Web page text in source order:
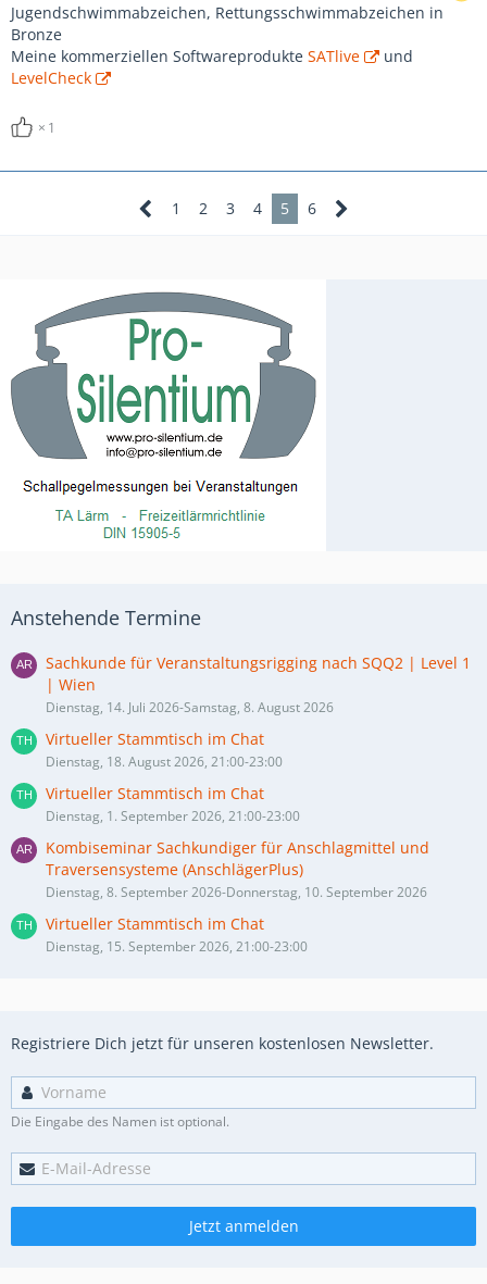
Jugendschwimmabzeichen, Rettungsschwimmabzeichen in
Bronze
Meine kommerziellen Softwareprodukte SATlive
und
LevelCheck
1
1 2 3 4 5 6
Anstehende Termine
Sachkunde für Veranstaltungsrigging nach SQQ2 | Level 1
| Wien
Dienstag, 14. Juli 2026-Samstag, 8. August 2026
Virtueller Stammtisch im Chat
Dienstag, 18. August 2026, 21:00-23:00
Virtueller Stammtisch im Chat
Dienstag, 1. September 2026, 21:00-23:00
Kombiseminar Sachkundiger für Anschlagmittel und
Traversensysteme (AnschlägerPlus)
Dienstag, 8. September 2026-Donnerstag, 10. September 2026
Virtueller Stammtisch im Chat
Dienstag, 15. September 2026, 21:00-23:00
Registriere Dich jetzt für unseren kostenlosen Newsletter.
Die Eingabe des Namen ist optional.
Jetzt anmelden